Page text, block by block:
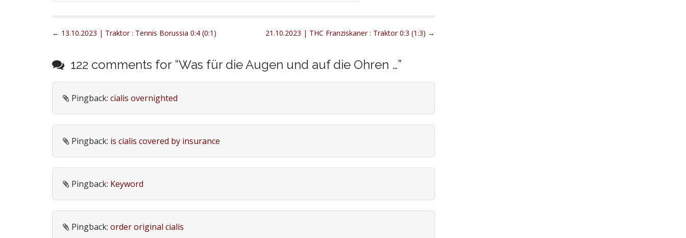
P
s
n
v
i
a
t
n
← 13.10.2023 | Traktor : Tennis Borussia 0:4 (0:1) 21.10.2023 | THC Franziskaner : Traktor 0:3 (1:3) →
122 comments for “Was für die Augen und auf die Ohren …”
Pingback: cialis overnighted
Pingback: is cialis covered by insurance
Pingback: Keyword
Pingback: order original cialis